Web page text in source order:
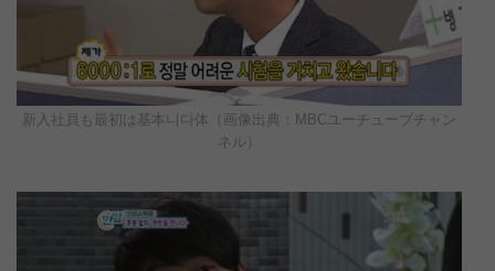
新入社員も最初は基本니다体（画像出典：MBCユーチューブチャン
ネル）